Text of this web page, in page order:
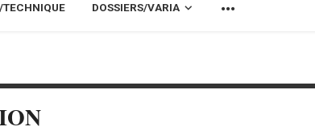
TECHNIQUE DOSSIERS/VARIA